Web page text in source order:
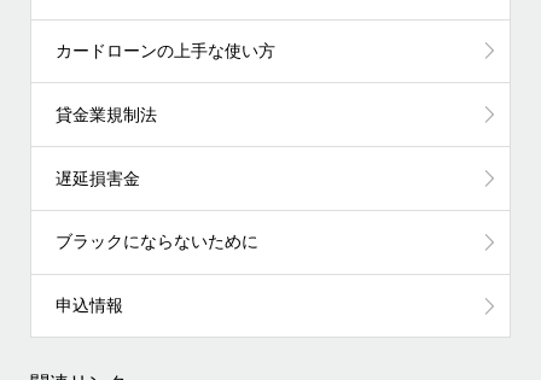
カードローンの上手な使い方
貸金業規制法
遅延損害金
ブラックにならないために
申込情報